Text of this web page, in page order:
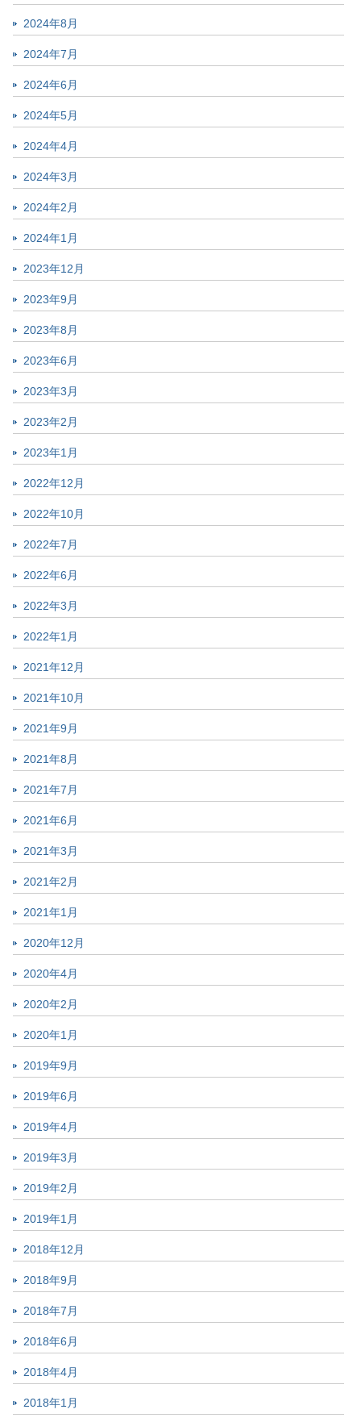
2024年8月
2024年7月
2024年6月
2024年5月
2024年4月
2024年3月
2024年2月
2024年1月
2023年12月
2023年9月
2023年8月
2023年6月
2023年3月
2023年2月
2023年1月
2022年12月
2022年10月
2022年7月
2022年6月
2022年3月
2022年1月
2021年12月
2021年10月
2021年9月
2021年8月
2021年7月
2021年6月
2021年3月
2021年2月
2021年1月
2020年12月
2020年4月
2020年2月
2020年1月
2019年9月
2019年6月
2019年4月
2019年3月
2019年2月
2019年1月
2018年12月
2018年9月
2018年7月
2018年6月
2018年4月
2018年1月